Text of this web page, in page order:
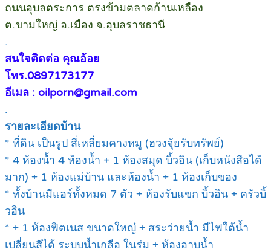
ถนนอุบลตระการ ตรงข้ามตลาดก้านเหลือง
ต.ขามใหญ่ อ.เมือง จ.อุบลราชธานี
.
สนใจติดต่อ คุณอ้อย
โทร.0897173177
อีเมล : oilporn@gmail.com
.
รายละเอียดบ้าน
* ที่ดิน เป็นรูป สี่เหลี่ยมคางหมู (ฮวงจุ้ยรับทรัพย์)
* 4 ห้องน้ำ 4 ห้องน้ำ + 1 ห้องสมุด บิ้วอิน (เก็บหนังสือได้
มาก) + 1 ห้องแม่บ้าน และห้องน้ำ + 1 ห้องเก็บของ
* ทั้งบ้านมีแอร์ทั้งหมด 7 ตัว + ห้องรับแขก บิ้วอิน + ครัวบิ้
วอิน
* + 1 ห้องฟิตเนส ขนาดใหญ๋ + สระว่ายน้ำ มีไฟใต้น้ำ
เปลี่ยนสีได้ ระบบน้ำเกลือ ในร่ม + ห้องอาบน้ำ